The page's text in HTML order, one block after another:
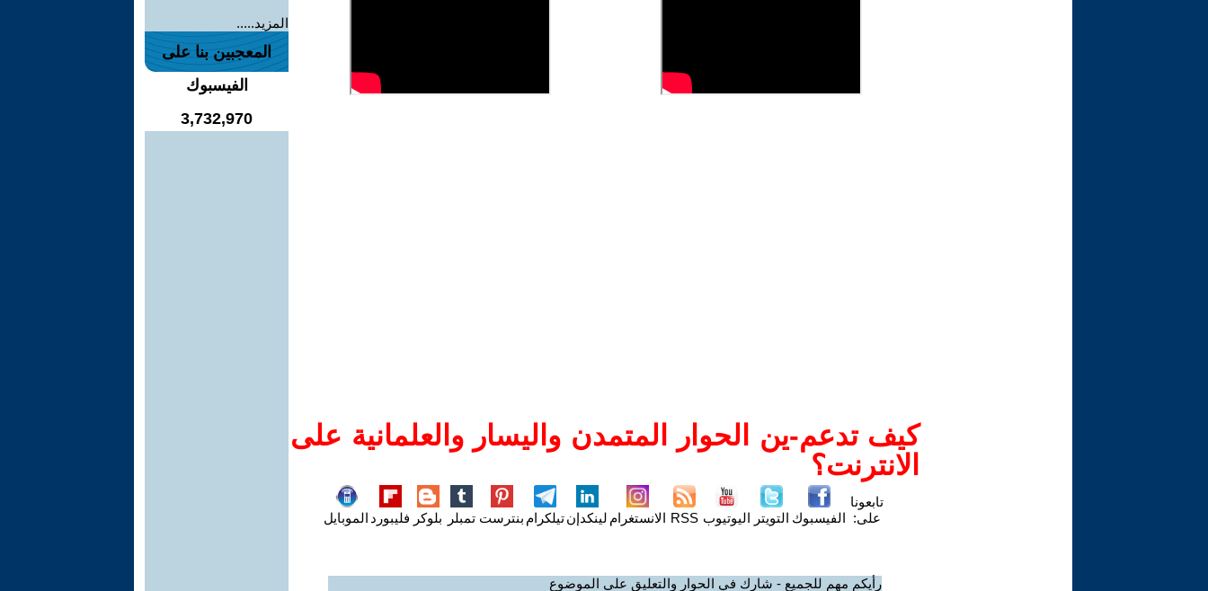
كيف تدعم-ين الحوار المتمدن واليسار والعلمانية على
الانترنت؟
تابعونا
على: الفيسبوك التويتر اليوتيوب RSS الانستغرام لينكدإنتيلكرام بنترست تمبلر بلوكر فليبورد الموبايل
رأيكم مهم للجميع - شارك في الحوار والتعليق على الموضوع
المزيد.....
المعجبين بنا على
الفيسبوك
3,732,970